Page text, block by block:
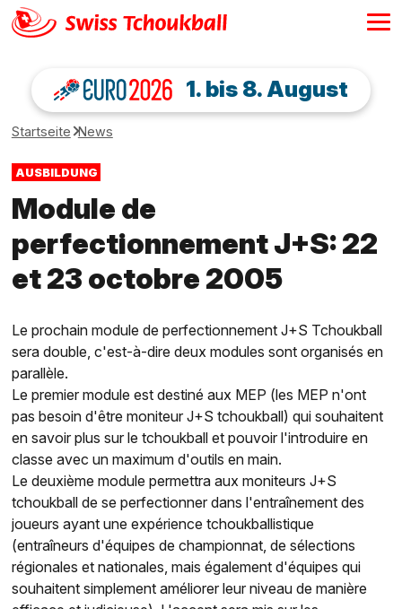
1. bis 8. August
Startseite News
AUSBILDUNG
Module de
perfectionnement J+S: 22
et 23 octobre 2005
Le prochain module de perfectionnement J+S Tchoukball
sera double, c'est-à-dire deux modules sont organisés en
parallèle.
Le premier module est destiné aux MEP (les MEP n'ont
pas besoin d'être moniteur J+S tchoukball) qui souhaitent
en savoir plus sur le tchoukball et pouvoir l'introduire en
classe avec un maximum d'outils en main.
Le deuxième module permettra aux moniteurs J+S
tchoukball de se perfectionner dans l'entraînement des
joueurs ayant une expérience tchoukballistique
(entraîneurs d'équipes de championnat, de sélections
régionales et nationales, mais également d'équipes qui
souhaitent simplement améliorer leur niveau de manière